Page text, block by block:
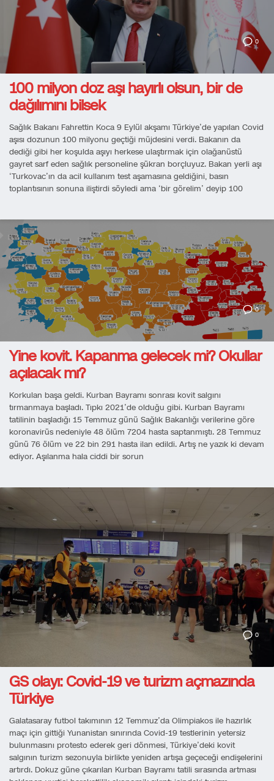
0
100 milyon doz aşı hayırlı olsun, bir de
dağılımını bilsek
Sağlık Bakanı Fahrettin Koca 9 Eylül akşamı Türkiye’de yapılan Covid
aşısı dozunun 100 milyonu geçtiği müjdesini verdi. Bakanın da
dediği gibi her koşulda aşıyı herkese ulaştırmak için olağanüstü
gayret sarf eden sağlık personeline şükran borçluyuz. Bakan yerli aşı
‘Turkovac’ın da acil kullanım test aşamasına geldiğini, basın
toplantısının sonuna iliştirdi söyledi ama ‘bir görelim’ deyip 100
0
Yine kovit. Kapanma gelecek mi? Okullar
açılacak mı?
Korkulan başa geldi. Kurban Bayramı sonrası kovit salgını
tırmanmaya başladı. Tıpkı 2021’de olduğu gibi. Kurban Bayramı
tatilinin başladığı 15 Temmuz günü Sağlık Bakanlığı verilerine göre
koronavirüs nedeniyle 48 ölüm 7204 hasta saptanmıştı. 28 Temmuz
günü 76 ölüm ve 22 bin 291 hasta ilan edildi. Artış ne yazık ki devam
ediyor. Aşılanma hala ciddi bir sorun
0
GS olayı: Covid-19 ve turizm açmazında
Türkiye
Galatasaray futbol takımının 12 Temmuz’da Olimpiakos ile hazırlık
maçı için gittiği Yunanistan sınırında Covid-19 testlerinin yetersiz
bulunmasını protesto ederek geri dönmesi, Türkiye’deki kovit
salgının turizm sezonuyla birlikte yeniden artışa geçeceği endişelerini
artırdı. Dokuz güne çıkarılan Kurban Bayramı tatili sırasında artması